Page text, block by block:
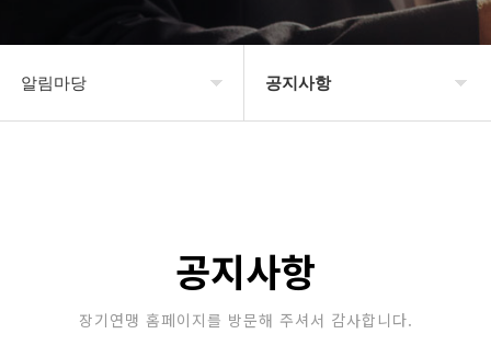
알림마당 공지사항
포토갤러리
공지사항
장기연맹 홈페이지를 방문해 주셔서 감사합니다.